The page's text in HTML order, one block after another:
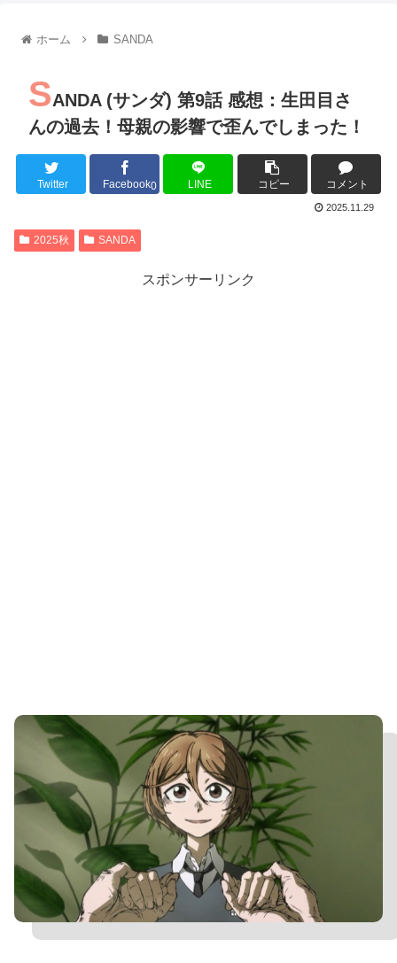
『進撃の巨人』で一番面白いところってｗｗｗｗｗ
るろうに剣心 -明治剣客浪漫譚- 京都動乱 第33話の感想
同盟、帝国、フェザーン。生まれるなら何処がいいか問題！
ホーム SANDA
SANDA (サンダ) 第9話 感想：生田目さ
んの過去！母親の影響で歪んでしまった！
Twitter Facebook0 LINE コピー コメント
2025.11.29
2025秋 SANDA
スポンサーリンク